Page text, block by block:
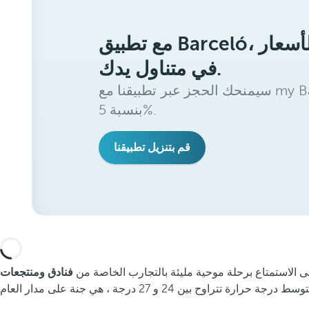
مع تطبيق Barceló، ستحصل على أفضل الأسعار
في متناول يدك.
سيمنحك الحجز عبر تطبيقنا مع my Barceló Benefits خصمًا إضافيًا
بنسبة 5%.
قم بتنزيل تطبيقنا
الاستمتاع برحلة موحية مليئة بالتجارب الخاصة من